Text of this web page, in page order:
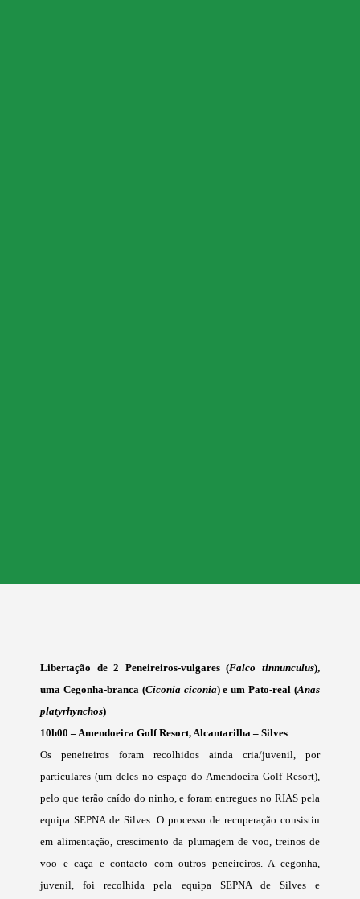
Libertação de 2 Peneireiros-vulgares (Falco tinnunculus),
uma Cegonha-branca (Ciconia ciconia) e um Pato-real (Anas
platyrhynchos)
10h00 – Amendoeira Golf Resort, Alcantarilha – Silves
Os peneireiros foram recolhidos ainda cria/juvenil, por
particulares (um deles no espaço do Amendoeira Golf Resort),
pelo que terão caído do ninho, e foram entregues no RIAS pela
equipa SEPNA de Silves. O processo de recuperação consistiu
em alimentação, crescimento da plumagem de voo, treinos de
voo e caça e contacto com outros peneireiros. A cegonha,
juvenil, foi recolhida pela equipa SEPNA de Silves e